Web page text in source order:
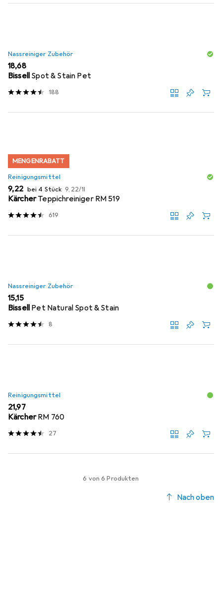
Nassreiniger Zubehör
EUR
18,68
Bissell Spot & Stain Pet
188
MENGENRABATT
Reinigungsmittel
EUR
9,22 bei 4 Stück EUR
9,22/1l
KärcherTeppichreiniger RM 519
619
Nassreiniger Zubehör
EUR
15,15
Bissell Pet Natural Spot & Stain
8
Reinigungsmittel
EUR
21,97
KärcherRM 760
27
6 von 6 Produkten
Nach oben